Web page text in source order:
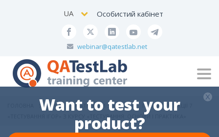
webinar@qatestlab.net
UA Особистий кабінет
Want to test your
product?
БЛОГ МАТЕРІАЛИ З КУРСУ
ГЛОСАРІЙ ЛЕКЦІЇ 7
«ТЕСТУВАННЯ ІГОР» З КУРСУ «ТЕСТУВАННЯ: ОСНОВИ І ПРАКТИКА»